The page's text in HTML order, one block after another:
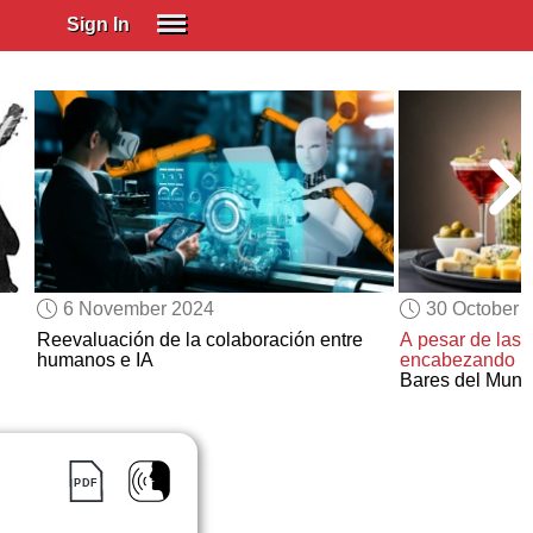
Sign In
Spanish (Spain)
Spanish (Latino)
SUBSCRIBE
EDUCATIONAL LICENSES
GIFT CARDS
OTHER LANGUAGES
6 November 2024
Reevaluación de la colaboración entre
humanos e IA
30 October
A pesar de las
encabezando
Bares del